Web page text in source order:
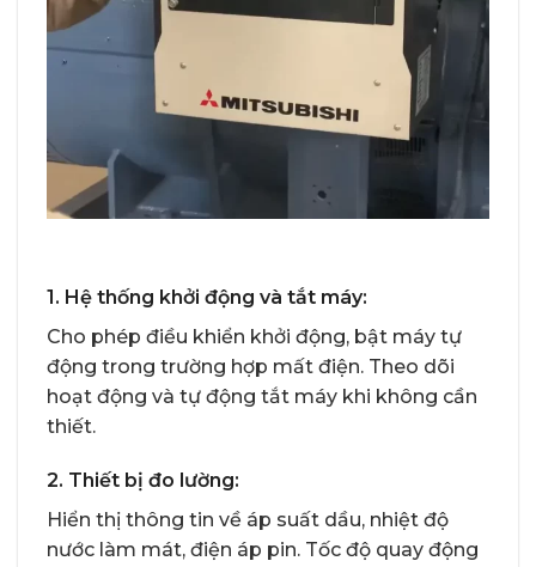
1. Hệ thống khởi động và tắt máy:
Cho phép điều khiển khởi động, bật máy tự
động trong trường hợp mất điện. Theo dõi
hoạt động và tự động tắt máy khi không cần
thiết.
2. Thiết bị đo lường:
Hiển thị thông tin về áp suất dầu, nhiệt độ
nước làm mát, điện áp pin. Tốc độ quay động